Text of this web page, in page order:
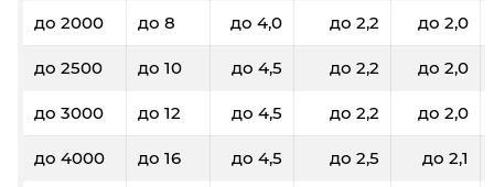
до 2000 до 8 до 4,0 до 2,2 до 2,0
до 2500 до 10 до 4,5 до 2,2 до 2,0
до 3000 до 12 до 4,5 до 2,2 до 2,0
до 4000 до 16 до 4,5 до 2,5 до 2,1